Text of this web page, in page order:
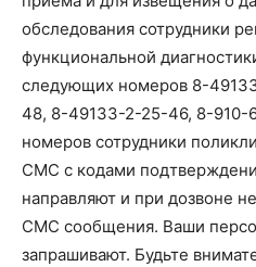
обследования сотрудники
функциональной
следующих номеров 8-
48, 8-49133-2-25-46, 8-910-
номеров сотрудники
СМС с кодами
направляют и при дозвоне
СМС сообщения. Ваши
запрашивают. Будьте